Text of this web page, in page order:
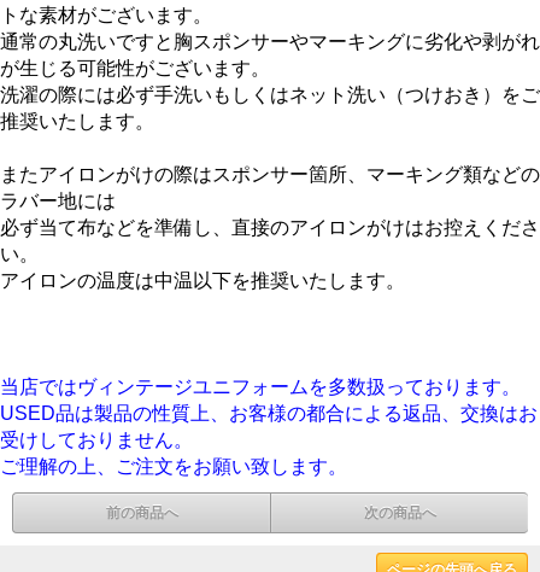
トな素材がございます。
通常の丸洗いですと胸スポンサーやマーキングに劣化や剥がれ
が生じる可能性がございます。
洗濯の際には必ず手洗いもしくはネット洗い（つけおき）をご
推奨いたします。
またアイロンがけの際はスポンサー箇所、マーキング類などの
ラバー地には
必ず当て布などを準備し、直接のアイロンがけはお控えくださ
い。
アイロンの温度は中温以下を推奨いたします。
当店ではヴィンテージユニフォームを多数扱っております。
USED品は製品の性質上、お客様の都合による返品、交換はお
受けしておりません。
ご理解の上、ご注文をお願い致します。
前の商品へ 次の商品へ